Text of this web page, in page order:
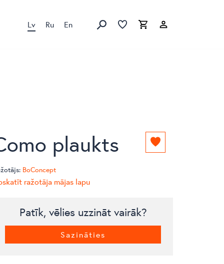
Lv Ru En Meklēt produktus
Izlase Grozs
plaukts Pievienot
BoConcept
ražotāja mājas lapu
Patīk, vēlies uzzināt vairāk?
Sazināties